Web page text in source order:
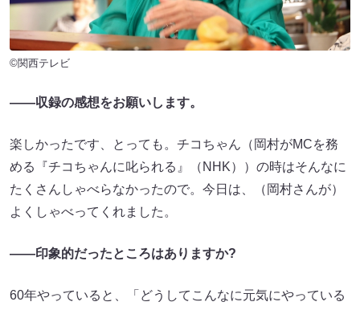
©関西テレビ
――収録の感想をお願いします。
楽しかったです、とっても。チコちゃん（岡村がMCを務
める『チコちゃんに叱られる』（NHK））の時はそんなに
たくさんしゃべらなかったので。今日は、（岡村さんが）
よくしゃべってくれました。
――印象的だったところはありますか?
60年やっていると、「どうしてこんなに元気にやっている